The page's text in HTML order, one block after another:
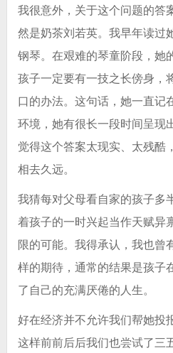
我很意外，关于这个问题的答
然是奶茶刘若英。我早年读过
钢琴。在艰难的琴童阶段，她
孩子一定要有一技之长傍身，
口的办法。这句话，她一直记
环境，她有很长一段时间呈现
觉得这个答案太现实、太残酷
相去久远。
我猜每对父母看自家的孩子多
着孩子的一时兴起当作天赋异
限的可能。我得承认，我也曾
样的期待，通常的结果是孩子
了自己的充满厌倦的人生。
好在经济并不允许我们帮她投
这样前前后后我们也尝试了三